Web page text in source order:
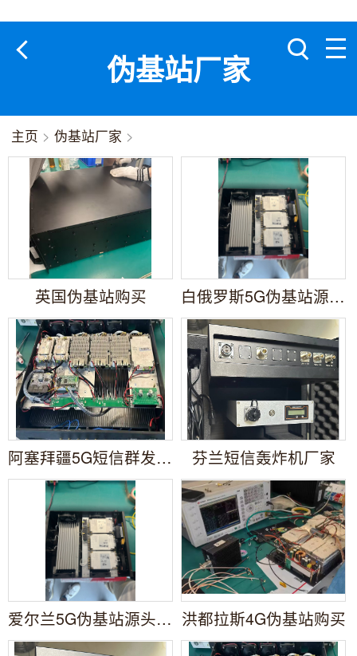
伪基站厂家
主页 > 伪基站厂家 >
英国伪基站购买 白俄罗斯5G伪基站源头厂家
阿塞拜疆5G短信群发设备厂家 芬兰短信轰炸机厂家
爱尔兰5G伪基站源头厂家 洪都拉斯4G伪基站购买